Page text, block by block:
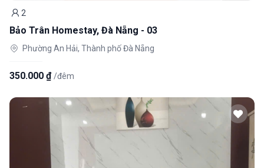
Khách
2
Bảo Trân Homestay, Đà Nẵng - 03
Phường An Hải, Thành phố Đà Nẵng
350.000 ₫ /đêm